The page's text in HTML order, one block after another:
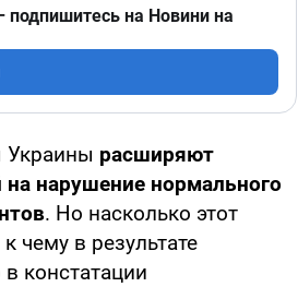
подпишитесь на Новини на
Украины расширяют
нарушение нормального
. Но насколько этот
чему в результате
констатации